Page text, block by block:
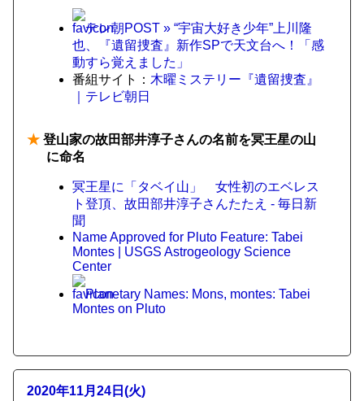
テレ朝POST » “宇宙大好き少年”上川隆
也、『遺留捜査』新作SPで天文台へ！「感
動すら覚えました」
番組サイト： 木曜ミステリー『遺留捜査』
｜テレビ朝日
★ 登山家の故田部井淳子さんの名前を冥王星の山
に命名
冥王星に「タベイ山」 女性初のエベレス
ト登頂、故田部井淳子さんたたえ - 毎日新
聞
Name Approved for Pluto Feature: Tabei
Montes | USGS Astrogeology Science
Center
Planetary Names: Mons, montes: Tabei
Montes on Pluto
2020年11月24日(火)